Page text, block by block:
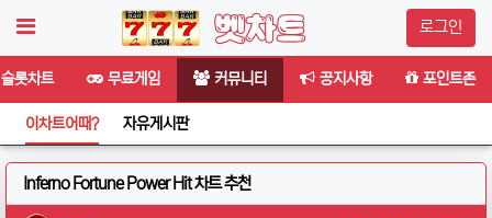
로그인
롯차트 무료게임 커뮤니티 공지사항 포인트존
이차트어때? 자유게시판
Inferno Fortune Power Hit 차트 추천